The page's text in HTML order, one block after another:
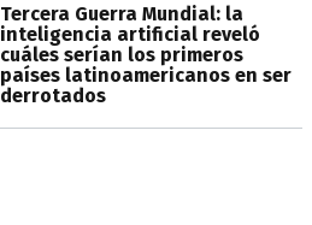
Tercera Guerra Mundial: la
inteligencia artificial reveló
cuáles serían los primeros
países latinoamericanos en ser
derrotados